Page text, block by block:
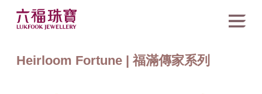
Heirloom Fortune | 福滿傳家系列